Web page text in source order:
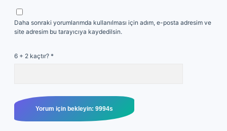
Daha sonraki yorumlarımda kullanılması için adım, e-posta adresim ve
site adresim bu tarayıcıya kaydedilsin.
6 + 2 kaçtır? *